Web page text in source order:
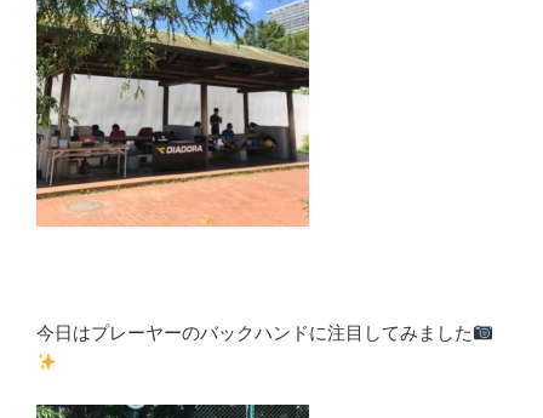
今日はプレーヤーのバックハンドに注目してみました